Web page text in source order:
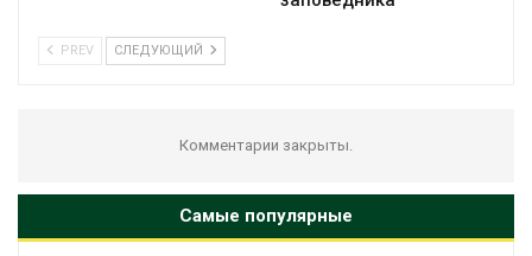
PREV СЛЕДУЮЩИЙ
Комментарии закрыты.
Самые популярные